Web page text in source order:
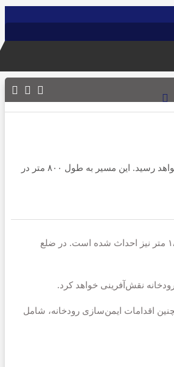
به گزارش پایگاه خبری راه وطن با پیشرفت ۸۰ درصدی عملیات عمرانی، فاز نخست پروژه مسیر سلامت مراغه در حاشیه رودخانه صوفی‌چای تا پاییز ۱۴۰۴ به بهره‌برداری خواهد رسید. این مسیر به طول ۸۰۰ متر در
در ضلع غربی پروژه، عملیات جدول‌گذاری به طول ۱۰ هزار متر، کف‌پوش بتنی در ۵ هزار مترمربع و سنگ‌فرش در ۵۰۰ مترمربع به پایان رسیده و سکوی برکه‌ای به طول ۱۸۰ متر نیز احداث شده است. در ضلع
دو ضلع مسیر ایجاد شده است. همچنین اقدامات ایمن‌سازی رودخانه، شامل